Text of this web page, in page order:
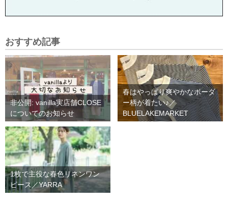
おすすめ記事
非公開: vanilla実店舗CLOSE
についてのお知らせ
春はやっぱり爽やかなボーダ
ー柄が着たい♪／
BLUELAKEMARKET
1枚で主役な春色リネンワン
ピース／YARRA